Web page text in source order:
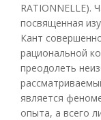
RATIONNELLE).
посвященная
Кант
рациональной
преодолеть
является
опыта, а всего